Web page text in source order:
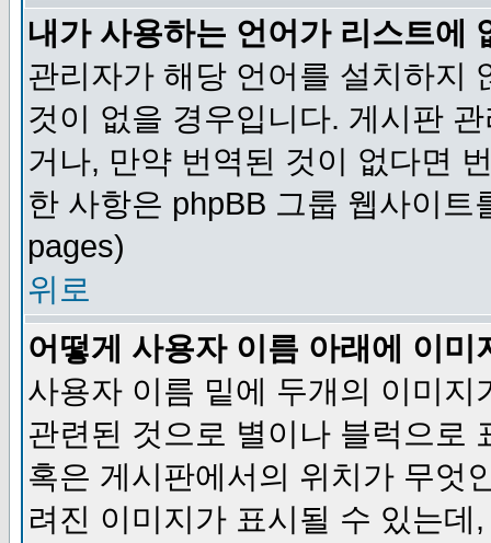
내가 사용하는 언어가 리스트에
관리자가 해당 언어를 설치하지
것이 없을 경우입니다. 게시판
거나, 만약 번역된 것이 없다면
한 사항은 phpBB 그룹 웹사이
pages)
위로
어떻게 사용자 이름 아래에 이미
사용자 이름 밑에 두개의 이미
관련된 것으로 별이나 블럭으로
혹은 게시판에서의 위치가 무엇
려진 이미지가 표시될 수 있는